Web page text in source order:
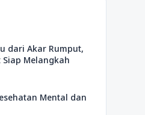
dari Akar Rumput,
Melangkah
Mental dan